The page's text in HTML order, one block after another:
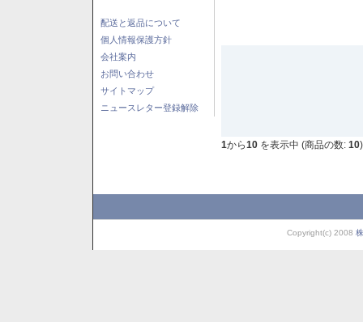
配送と返品について
個人情報保護方針
会社案内
お問い合わせ
サイトマップ
ニュースレター登録解除
1から10 を表示中 (商品の数: 10)
Copyright(c) 2008